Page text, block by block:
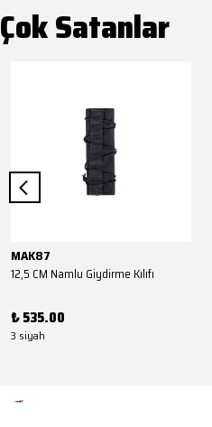
Çok Satanlar
MAK87
12,5 CM Namlu Giydirme Kılıfı
₺ 535.00
3 siyah